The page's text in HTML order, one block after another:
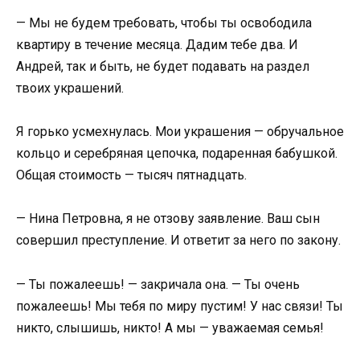
— Мы не будем требовать, чтобы ты освободила
квартиру в течение месяца. Дадим тебе два. И
Андрей, так и быть, не будет подавать на раздел
твоих украшений.
Я горько усмехнулась. Мои украшения — обручальное
кольцо и серебряная цепочка, подаренная бабушкой.
Общая стоимость — тысяч пятнадцать.
— Нина Петровна, я не отзову заявление. Ваш сын
совершил преступление. И ответит за него по закону.
— Ты пожалеешь! — закричала она. — Ты очень
пожалеешь! Мы тебя по миру пустим! У нас связи! Ты
никто, слышишь, никто! А мы — уважаемая семья!